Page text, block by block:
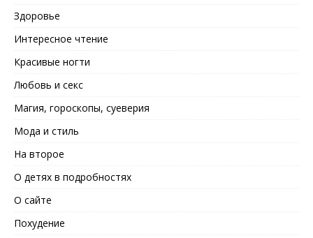
Здоровье
Интересное чтение
Красивые ногти
Любовь и секс
Магия, гороскопы, суеверия
Мода и стиль
На второе
О детях в подробностях
О сайте
Похудение